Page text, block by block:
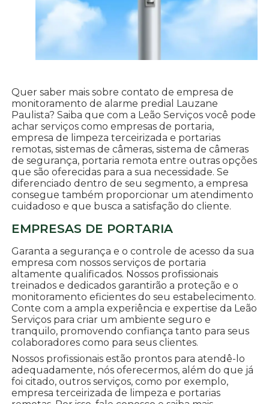
Quer saber mais sobre contato de empresa de
monitoramento de alarme predial Lauzane
Paulista? Saiba que com a Leão Serviços você pode
achar serviços como empresas de portaria,
empresa de limpeza terceirizada e portarias
remotas, sistemas de câmeras, sistema de câmeras
de segurança, portaria remota entre outras opções
que são oferecidas para a sua necessidade. Se
diferenciado dentro de seu segmento, a empresa
consegue também proporcionar um atendimento
cuidadoso e que busca a satisfação do cliente.
EMPRESAS DE PORTARIA
Garanta a segurança e o controle de acesso da sua
empresa com nossos serviços de portaria
altamente qualificados. Nossos profissionais
treinados e dedicados garantirão a proteção e o
monitoramento eficientes do seu estabelecimento.
Conte com a ampla experiência e expertise da Leão
Serviços para criar um ambiente seguro e
tranquilo, promovendo confiança tanto para seus
colaboradores como para seus clientes.
Nossos profissionais estão prontos para atendê-lo
adequadamente, nós oferecermos, além do que já
foi citado, outros serviços, como por exemplo,
empresa terceirizada de limpeza e portarias